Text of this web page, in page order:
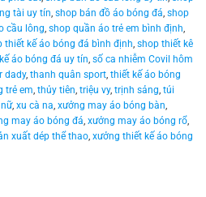
tài uy tín, shop bán đồ áo bóng đá, shop
cầu lông, shop quần áo trẻ em bình định,
thiết kế áo bóng đá bình định, shop thiết kê
áo bóng đá uy tín, số ca nhiễm Covil hôm
dady, thanh quân sport, thiết kế áo bóng
trẻ em, thủy tiên, triệu vy, trịnh sảng, túi
, xu cà na, xưởng may áo bóng bàn,
may áo bóng đá, xưởng may áo bóng rổ,
xuất dép thể thao, xưởng thiết kế áo bóng